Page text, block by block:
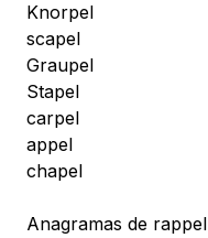
Knorpel
scapel
Graupel
Stapel
carpel
appel
chapel
Anagramas de rappel